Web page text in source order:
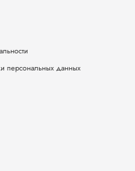
персональных данных